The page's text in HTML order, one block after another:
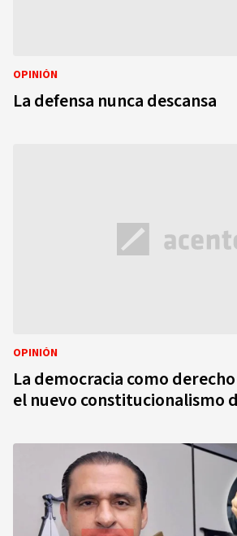
OPINIÓN
La defensa nunca descansa
OPINIÓN
La democracia como
el nuevo constitucionalismo